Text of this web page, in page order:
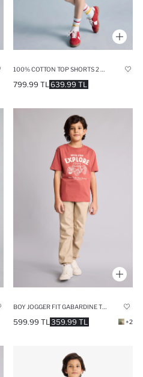
639.99 TL
799.99 TL
359.99 TL
599.99 TL +2